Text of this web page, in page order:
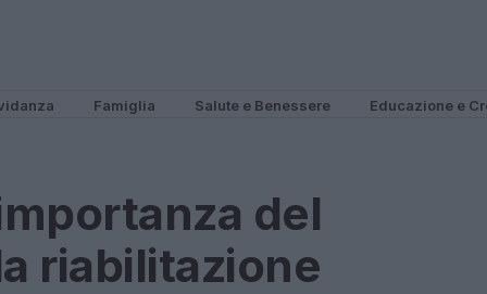
Famiglia Salute e Benessere Educazione e
del
riabilitazione